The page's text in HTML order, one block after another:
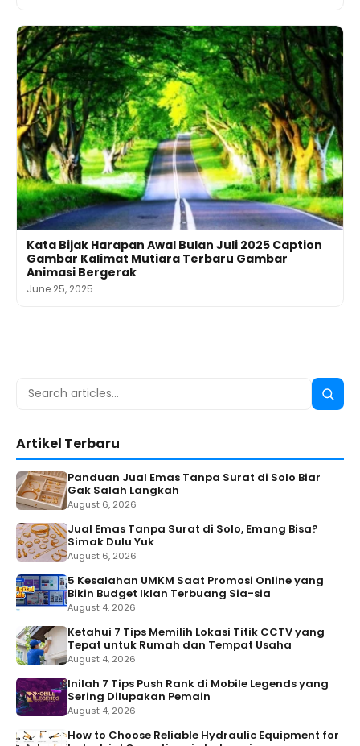
Kata Bijak Harapan Awal Bulan Juli 2025 Caption
Gambar Kalimat Mutiara Terbaru Gambar
Animasi Bergerak
June 25, 2025
Search
Search
Artikel Terbaru
Panduan Jual Emas Tanpa Surat di Solo Biar
Gak Salah Langkah
August 6, 2026
Jual Emas Tanpa Surat di Solo, Emang Bisa?
Simak Dulu Yuk
August 6, 2026
5 Kesalahan UMKM Saat Promosi Online yang
Bikin Budget Iklan Terbuang Sia-sia
August 4, 2026
Ketahui 7 Tips Memilih Lokasi Titik CCTV yang
Tepat untuk Rumah dan Tempat Usaha
August 4, 2026
Inilah 7 Tips Push Rank di Mobile Legends yang
Sering Dilupakan Pemain
August 4, 2026
How to Choose Reliable Hydraulic Equipment for